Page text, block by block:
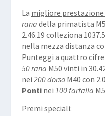
La migliore
rana della primatista
2.46.19 colleziona
nella mezza distanza
Punteggi a quattro
50 rana M50 vinti in
nei 200 dorsoM40 con
Pontinei 100 farfalla
Premi speciali: